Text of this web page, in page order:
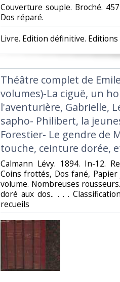
‎Couverture souple. Broché.
Dos réparé.‎
‎Livre. Edition définitive. Editions
‎Théâtre complet de
volumes)-La ciguë, un
l'aventurière, Gabrielle,
sapho- Philibert, la
Forestier- Le gendre de
touche, ceinture dorée,
‎Calmann Lévy. 1894. In-12.
Coins frottés, Dos fané,
volume. Nombreuses
doré aux dos.. . . .
recueils‎